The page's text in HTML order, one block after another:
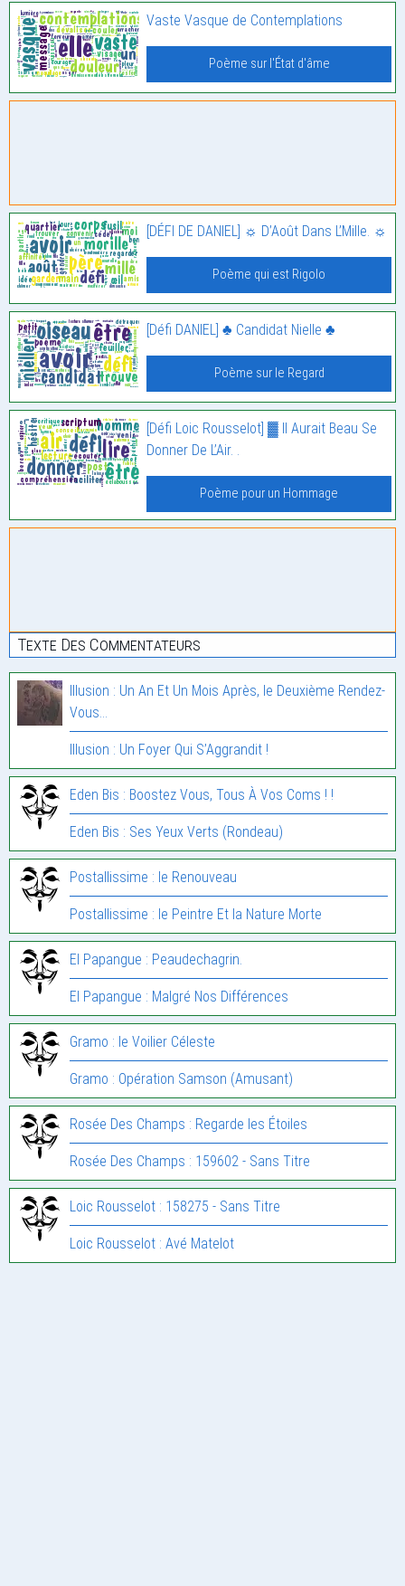
Vaste Vasque de Contemplations
Poème sur l'État d'âme
[DÉFI DE DANIEL] ☼ D’Août Dans L’Mille. ☼
Poème qui est Rigolo
[Défi DANIEL] ♣ Candidat Nielle ♣
Poème sur le Regard
[Défi Loic Rousselot] ▓ Il Aurait Beau Se
Donner De L’Air. .
Poème pour un Hommage
Texte Des Commentateurs
Illusion : Un An Et Un Mois Après, le Deuxième Rendez-
Vous…
Illusion : Un Foyer Qui S’Aggrandit !
Eden Bis : Boostez Vous, Tous À Vos Coms ! !
Eden Bis : Ses Yeux Verts (Rondeau)
Postallissime : le Renouveau
Postallissime : le Peintre Et la Nature Morte
El Papangue : Peaudechagrin.
El Papangue : Malgré Nos Différences
Gramo : le Voilier Céleste
Gramo : Opération Samson (Amusant)
Rosée Des Champs : Regarde les Étoiles
Rosée Des Champs : 159602 - Sans Titre
Loic Rousselot : 158275 - Sans Titre
Loic Rousselot : Avé Matelot